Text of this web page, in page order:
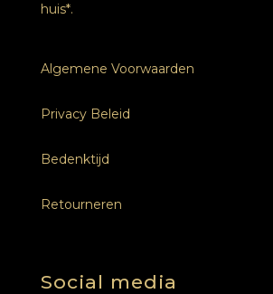
huis*.
Algemene Voorwaarden
Privacy Beleid
Bedenktijd
Retourneren
Social media